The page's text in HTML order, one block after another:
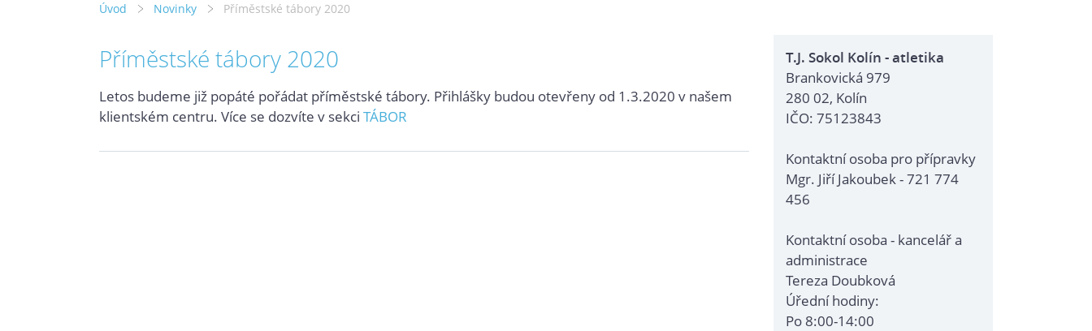
Úvod Novinky Příměstské tábory 2020
T.J. Sokol Kolín - atletika
Brankovická 979
280 02, Kolín
IČO: 75123843
Kontaktní osoba pro přípravky
Mgr. Jiří Jakoubek - 721 774
456
Kontaktní osoba - kancelář a
administrace
Tereza Doubková
Úřední hodiny:
Po 8:00-14:00
Příměstské tábory 2020
Letos budeme již popáté pořádat příměstské tábory. Přihlášky budou otevřeny od 1.3.2020 v našem
klientském centru. Více se dozvíte v sekci TÁBOR